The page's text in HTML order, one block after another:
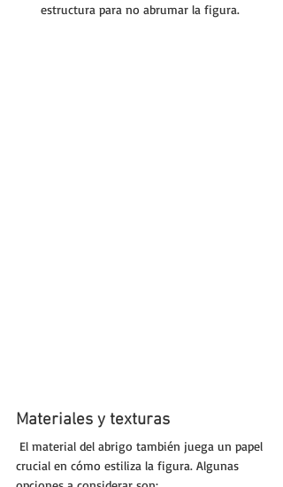
estructura para no abrumar la figura.
Materiales y texturas
crucial en cómo estiliza la figura. Algunas